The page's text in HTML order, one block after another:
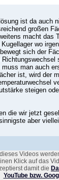
ist da auch
großen
macht das
wo
sich der
man auch
ist, wird der
steigen
die wir jetzt
aber
Videos
Klick auf das
damit die
YouTube bzw.